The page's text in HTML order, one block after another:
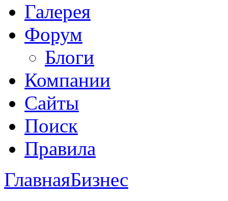
Галерея
Форум
Блоги
Компании
Сайты
Поиск
Правила
ГлавнаяБизнес